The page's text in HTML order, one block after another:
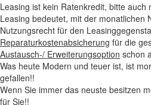
Leasing ist kein Ratenkredit, bitte auch
Leasing bedeutet, mit der monatlichen
Nutzungsrecht für den
Reparaturkostenabsicherung für die
Austausch-/ Erweiterungsoption schon
Was heute Modern und teuer ist, ist
gefallen!!
Wenn Sie immer das neuste besitzen
für Sie!!